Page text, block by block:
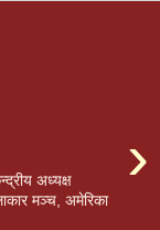
›
अध्यक्ष
मञ्च, अमेरिका